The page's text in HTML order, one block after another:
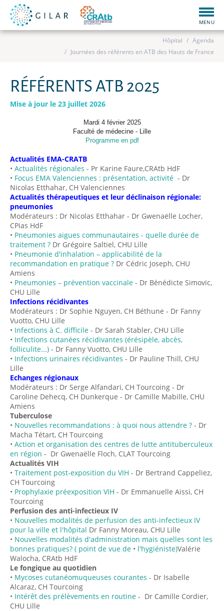
MENU
Hôpital
Agenda
Journées des référents en ATB des Hauts de France
RÉFÉRENTS ATB 2025
Mise à jour le 23 juillet 2026
Mardi 4 février 2025
Faculté de médecine - Lille
Programme en pdf
Actualités EMA-CRATB
• Actualités régionales - Pr Karine Faure,CRAtb HdF
• Focus EMA Valenciennes : présentation, activité - Dr
Nicolas Etthahar, CH Valenciennes
Actualités thérapeutiques et leur déclinaison régionale:
pneumonies
Modérateurs : Dr Nicolas Etthahar - Dr Gwenaëlle Locher,
CPias HdF
• Pneumonies aigues communautaires - quelle durée de
traitement ? Dr Grégoire Saltiel, CHU Lille
• Pneumonie d'inhalation – applicabilité de la
recommandation en pratique ? Dr Cédric Joseph, CHU
Amiens
• Pneumonies – prévention vaccinale - Dr Bénédicte Simovic,
CHU Lille
Infections récidivantes
Modérateurs : Dr Sophie Nguyen, CH Béthune - Dr Fanny
Vuotto, CHU Lille
• Infections à C. difficile - Dr Sarah Stabler, CHU Lille
• Infections cutanées récidivantes (érésipèle, abcès,
folliculite...) - Dr Fanny Vuotto, CHU Lille
• Infections urinaires récidivantes - Dr Pauline Thill, CHU
Lille
Echanges régionaux
Modérateurs : Dr Serge Alfandari, CH Tourcoing - Dr
Caroline Dehecq, CH Dunkerque - Dr Camille Mabille, CHU
Amiens
Tuberculose
• Nouvelles recommandations : à quoi nous attendre ? - Dr
Macha Tétart, CH Tourcoing
• Action et organisation des centres de lutte antituberculeux
en région - Dr Gwenaëlle Floch, CLAT Tourcoing
Actualités VIH
• Traitement post-exposition du VIH - Dr Bertrand Cappeliez,
CH Tourcoing
• Prophylaxie préexposition VIH - Dr Emmanuelle Aissi, CH
Tourcoing
Perfusion des anti-infectieux IV
• Nouvelles modalités de perfusion des anti-infectieux IV
pour la ville et l'hôpital Dr Fanny Moreau, CHU Lille
• Nouvelles modalités d'administration mais quelles sont les
bonnes pratiques? ( point de vue de • l'hygiéniste)Valérie
Walocha, CRAtb HdF
Le fongique au quotidien
• Mycoses cutanéomuqueuses courantes - Dr Isabelle
Alcaraz, CH Tourcoing
• Intérêt des prélèvements en routine - Dr Camille Cordier,
CHU Lille